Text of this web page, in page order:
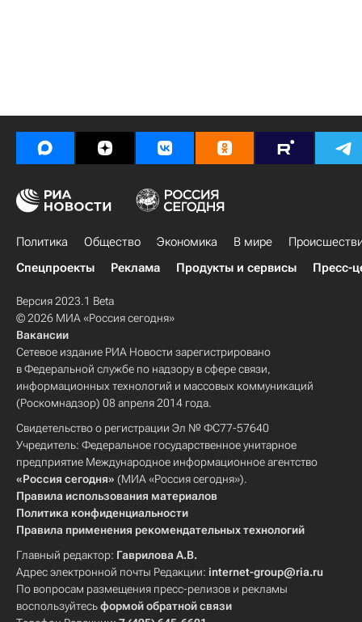
Политика Общество Экономика В мире
Спецпроекты
Реклама Продукты и сервисы Пресс-
Версия 2023.1 Beta
© 2026 МИА «Россия сегодня»
Вакансии
Сетевое издание РИА Новости зарегистрировано
в Федеральной службе по надзору в сфере связи,
информационных технологий и массовых коммуникаций
(Роскомнадзор) 08 апреля 2014 года.
Свидетельство о регистрации Эл № ФС77-57640
Учредитель: Федеральное государственное унитарное
предприятие Международное информационное агентство
«Россия сегодня» (МИА «Россия сегодня»).
Правила использования материалов
Политика конфиденциальности
Правила применения рекомендательных технологий
Главный редактор: Гаврилова А.В.
Адрес электронной почты Редакции: internet-group@ria.ru
По вопросам размещения пресс-релизов и рекламы
воспользуйтесьформой обратной связи